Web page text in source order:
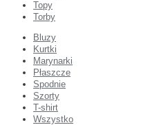
Topy
Torby
Bluzy
Kurtki
Marynarki
Płaszcze
Spodnie
Szorty
T-shirt
Wszystko